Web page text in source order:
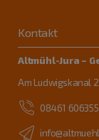
Kontakt
Altmühl-Jura –
Am Ludwigskanal
08461